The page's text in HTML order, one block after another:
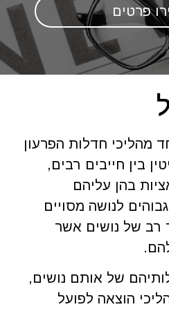
פרטים
מהליכי חדלות הפרעון
בין חייבים רבים,
בהן עליהם
לנושה מסויים
רב של נושים אשר
של אותם נושים,
הוצאה לפועל